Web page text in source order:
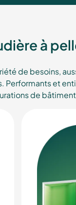
à
de besoins,
et
de